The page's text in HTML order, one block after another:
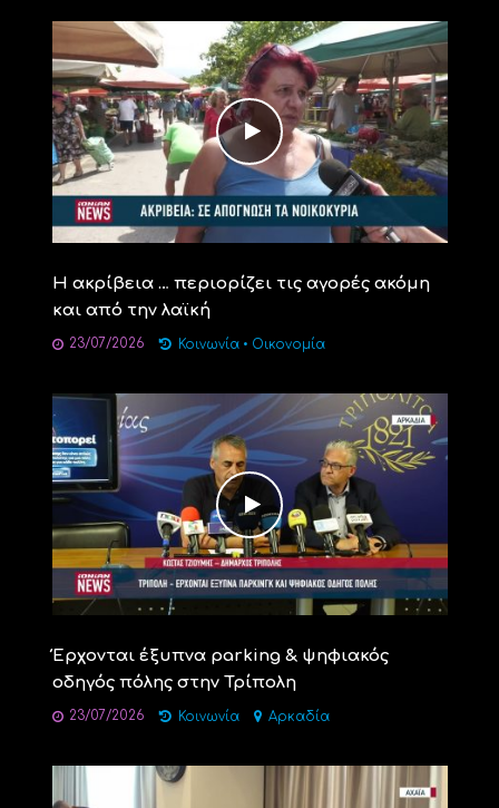
Η ακρίβεια … περιορίζει τις αγορές ακόμη
και από την λαϊκή
23/07/2026 Κοινωνία • Οικονομία
Έρχονται έξυπνα parking & ψηφιακός
οδηγός πόλης στην Τρίπολη
23/07/2026 Κοινωνία Αρκαδία